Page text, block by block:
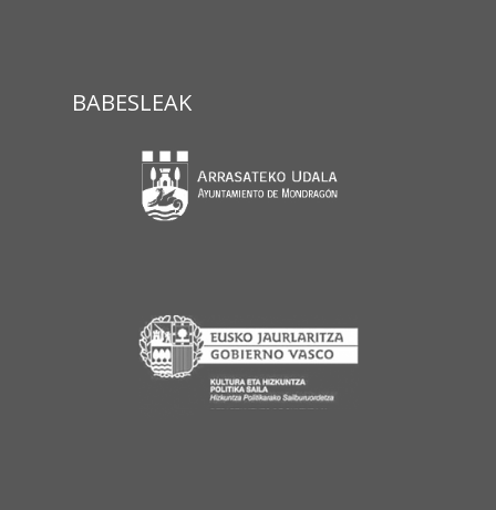
BABESLEAK